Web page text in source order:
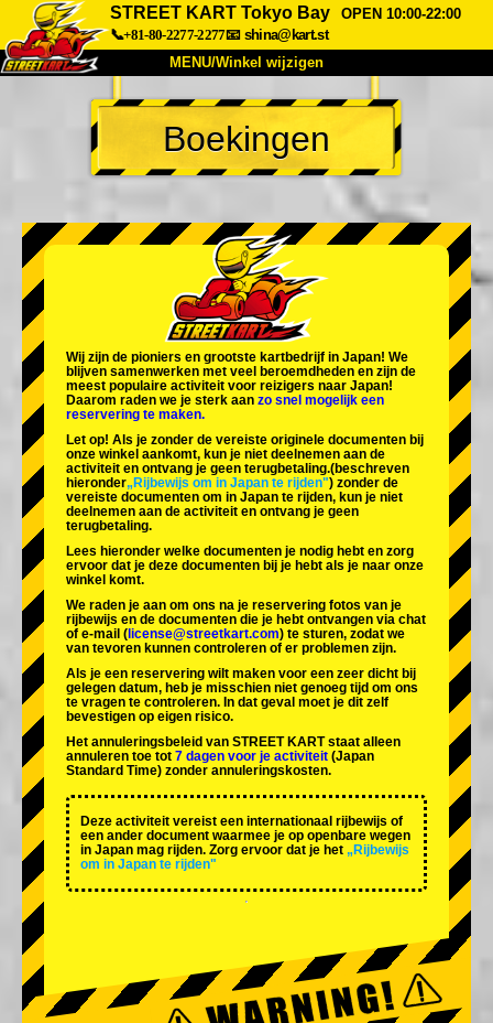
STREET KART Tokyo Bay
OPEN 10:00-22:00
📞+81-80-2277-2277📧 shina@kart.st
MENU/Winkel wijzigen
TOP
Over Specificaties Prijzen
Bedrijf Boekingen
Winkel wijzigen
Tokyo Shinagawa Tokyo Akihabara#1
Tokyo Akihabara#2
Tokyo Shibuya Annex Tokyo Bay
Tokyo Asakusa Osaka
Okinawa
Boekingen
Wij zijn de pioniers en grootste kartbedrijf in Japan! We
blijven samenwerken met veel beroemdheden en zijn de
meest populaire activiteit voor reizigers naar Japan!
Daarom raden we je sterk aan zo snel mogelijk een
reservering te maken.
Let op! Als je zonder de vereiste originele documenten bij
onze winkel aankomt, kun je niet deelnemen aan de
activiteit en ontvang je geen terugbetaling.(beschreven
hieronder„Rijbewijs om in Japan te rijden") zonder de
vereiste documenten om in Japan te rijden, kun je niet
deelnemen aan de activiteit en ontvang je geen
terugbetaling.
Lees hieronder welke documenten je nodig hebt en zorg
ervoor dat je deze documenten bij je hebt als je naar onze
winkel komt.
We raden je aan om ons na je reservering fotos van je
rijbewijs en de documenten die je hebt ontvangen via chat
of e-mail ( license@streetkart.com) te sturen, zodat we
van tevoren kunnen controleren of er problemen zijn.
Als je een reservering wilt maken voor een zeer dicht bij
gelegen datum, heb je misschien niet genoeg tijd om ons
te vragen te controleren. In dat geval moet je dit zelf
bevestigen op eigen risico.
Het annuleringsbeleid van STREET KART staat alleen
annuleren toe tot 7 dagen voor je activiteit (Japan
Standard Time) zonder annuleringskosten.
Deze activiteit vereist een internationaal rijbewijs of
een ander document waarmee je op openbare wegen
in Japan mag rijden. Zorg ervoor dat je het „Rijbewijs
om in Japan te rijden"